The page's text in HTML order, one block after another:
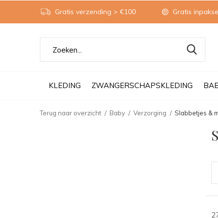
KLEDING ZWANGERSCHAPSKLEDING
Gratis verzending > €100 Gratis
Terug naar overzicht Baby Verzorging Slabbetjes &